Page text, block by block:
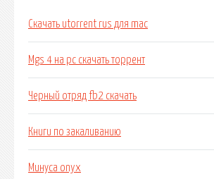
Скачать utorrent rus для mac
Mgs 4 на pc скачать торрент
Черный отряд fb2 скачать
Книги по закаливанию
Минуса onyx